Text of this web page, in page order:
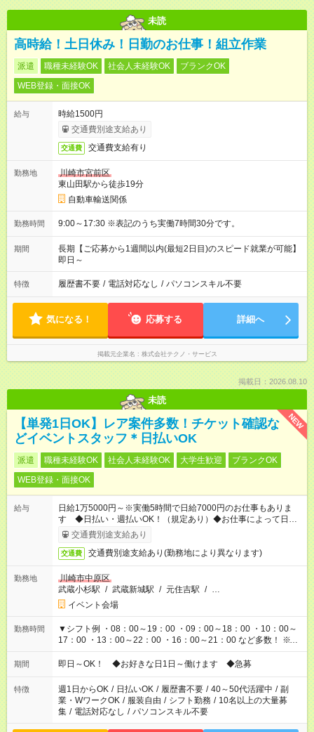
未読
高時給！土日休み！日勤のお仕事！組立作業
派遣 職種未経験OK 社会人未経験OK
ブランクOK
WEB登録・面接OK
給与
時給1500円
交通費別途支給あり
交通費 交通費支給有り
勤務地
川崎市宮前区
東山田駅から徒歩19分
自動車輸送関係
勤務時間 9:00～17:30 ※表記のうち実働7時間30分です。
期間
長期【ご応募から1週間以内(最短2日目)のスピード就業が可能】
即日～
特徴 履歴書不要 / 電話対応なし / パソコンスキル不要
気になる！ 応募する 詳細へ
掲載元企業名 株式会社テクノ・サービス
掲載日：2026.08.10
未読
NEW
【単発1日OK】レア案件多数！チケット確認な
どイベントスタッフ＊日払いOK
派遣 職種未経験OK 社会人未経験OK 大学生歓迎
ブランクOK
WEB登録・面接OK
給与
日給1万5000円～※実働5時間で日給7000円のお仕事もありま
す ◆日払い・週払いOK！（規定あり）◆お仕事によって日給も
異なります
交通費別途支給あり
交通費 交通費別途支給あり(勤務地により異なります)
勤務地
川崎市中原区
武蔵小杉駅 / 武蔵新城駅 / 元住吉駅 / …
イベント会場
勤務時間
▼シフト例 ・08：00～19：00 ・09：00～18：00 ・10：00～
17：00 ・13：00～22：00 ・16：00～21：00 など多数！ ※お
仕事により勤務時間が異なります
期間 即日～OK！ ◆お好きな日1日～働けます ◆急募
特徴 週1日からOK / 日払いOK / 履歴書不要 / 40～50代活躍中 / 副
業・WワークOK / 服装自由 / シフト勤務 / 10名以上の大量募
集 / 電話対応なし / パソコンスキル不要